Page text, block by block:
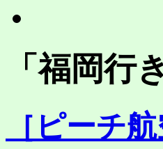
「福岡行
［ピーチ